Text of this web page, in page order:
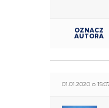
OZNACZ
AUTORA
01.01.2020 o